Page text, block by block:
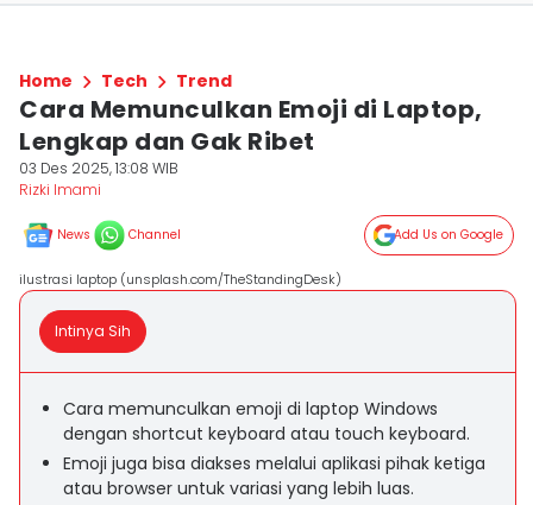
Home Tech Trend
Cara Memunculkan Emoji di Laptop,
Lengkap dan Gak Ribet
03 Des 2025, 13:08 WIB
Rizki Imami
News Channel Add Us on Google
ilustrasi laptop (unsplash.com/TheStandingDesk)
Intinya Sih
Cara memunculkan emoji di laptop Windows
dengan shortcut keyboard atau touch keyboard.
Emoji juga bisa diakses melalui aplikasi pihak ketiga
atau browser untuk variasi yang lebih luas.